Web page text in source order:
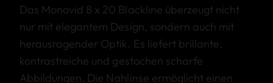
Das Monovid 8 x 20 Blackline überzeugt nicht
nur mit elegantem Design, sondern auch mit
herausragender Optik. Es liefert brillante,
kontrastreiche und gestochen scharfe
Abbildungen. Die Nahlinse ermöglicht einen